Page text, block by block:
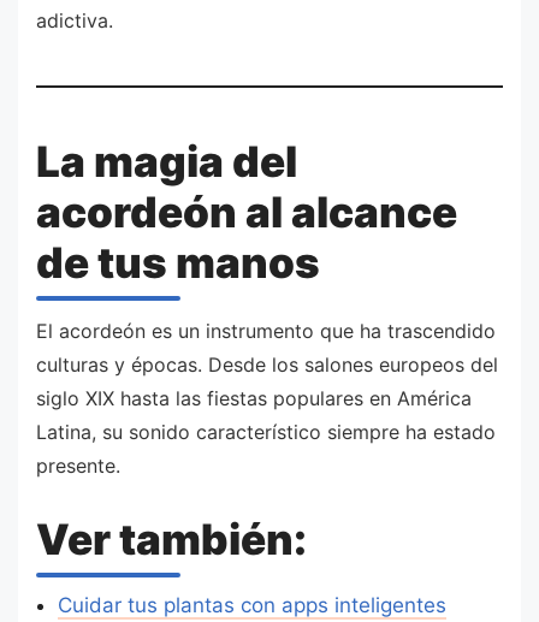
adictiva.
La magia del
acordeón al alcance
de tus manos
El acordeón es un instrumento que ha trascendido
culturas y épocas. Desde los salones europeos del
siglo XIX hasta las fiestas populares en América
Latina, su sonido característico siempre ha estado
presente.
Ver también:
Cuidar tus plantas con apps inteligentes